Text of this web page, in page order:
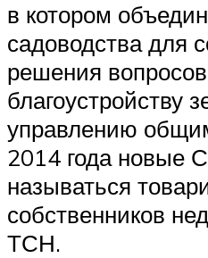
в котором
садоводства для
решения
благоустройству
управлению
2014 года новые
называться
собственников
ТСН.